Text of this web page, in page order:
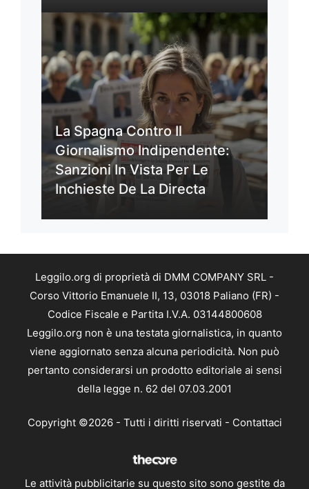
La Spagna Contro Il
Giornalismo Indipendente:
Sanzioni In Vista Per Le
Inchieste De La Directa
Leggilo.org di proprietà di DMM COMPANY SRL -
Corso Vittorio Emanuele II, 13, 03018 Paliano (FR) -
Codice Fiscale e Partita I.V.A. 03144800608
Leggilo.org non è una testata giornalistica, in quanto
viene aggiornato senza alcuna periodicità. Non può
pertanto considerarsi un prodotto editoriale ai sensi
della legge n. 62 del 07.03.2001
Copyright ©2026 - Tutti i diritti riservati - Contattaci
Le attività pubblicitarie su questo sito sono gestite da